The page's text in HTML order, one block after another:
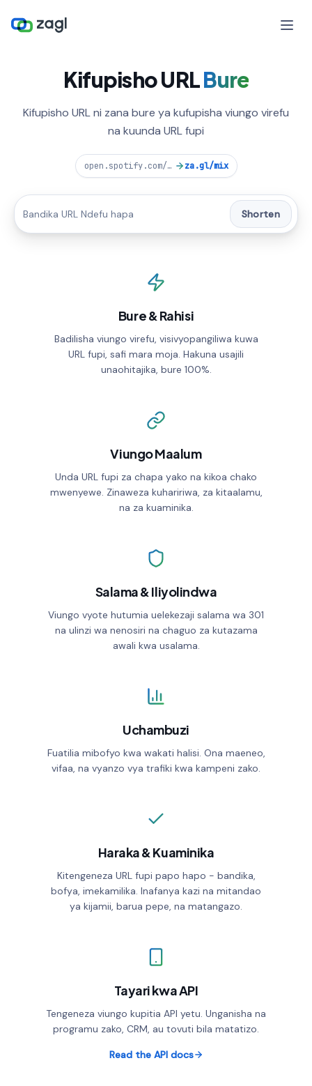
Kifupisho URLBure
Kifupisho URL ni zana bure ya kufupisha viungo virefu
na kuunda URL fupi
open.spotify.com/playlist/37i9dQZF1DXcBWIG za.gl/mix
Shorten
EXPIRATION DATE
Password protection
UTM parameters
Shorten
Bure & Rahisi
Badilisha viungo virefu, visivyopangiliwa kuwa
URL fupi, safi mara moja. Hakuna usajili
unaohitajika, bure 100%.
Viungo Maalum
Unda URL fupi za chapa yako na kikoa chako
mwenyewe. Zinaweza kuhaririwa, za kitaalamu,
na za kuaminika.
Salama & Iliyolindwa
Viungo vyote hutumia uelekezaji salama wa 301
na ulinzi wa nenosiri na chaguo za kutazama
awali kwa usalama.
Uchambuzi
Fuatilia mibofyo kwa wakati halisi. Ona maeneo,
vifaa, na vyanzo vya trafiki kwa kampeni zako.
Haraka & Kuaminika
Kitengeneza URL fupi papo hapo - bandika,
bofya, imekamilika. Inafanya kazi na mitandao
ya kijamii, barua pepe, na matangazo.
Tayari kwa API
Tengeneza viungo kupitia API yetu. Unganisha na
programu zako, CRM, au tovuti bila matatizo.
Read the API docs